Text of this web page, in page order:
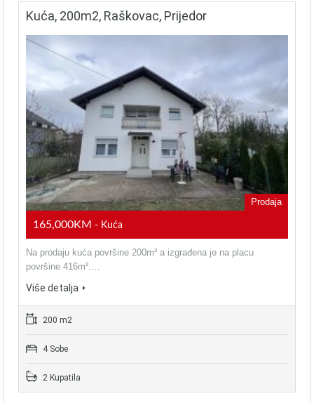
Kuća, 200m2, Raškovac, Prijedor
Prodaja
165,000KM - Kuća
Na prodaju kuća površine 200m² a izgrađena je na placu
površine 416m².…
Više detalja
200 m2
4 Sobe
2 Kupatila